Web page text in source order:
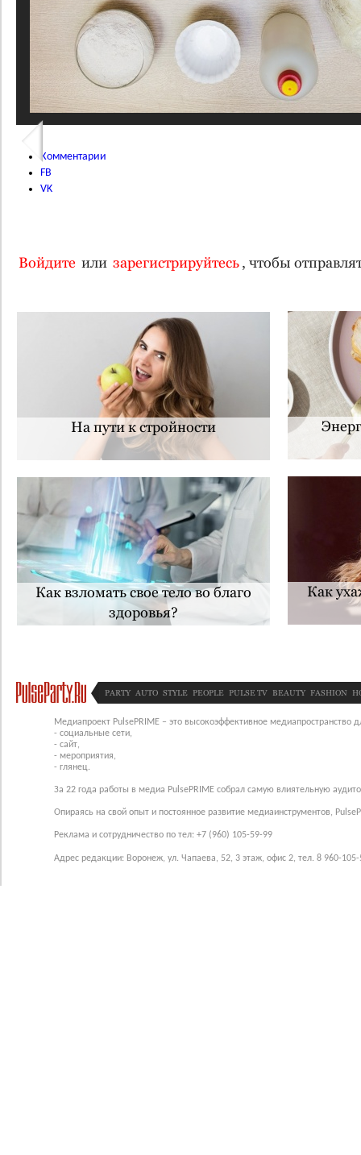
Комментарии
FB
VK
Войдите или зарегистрируйтесь, чтобы
На пути к стройности
Как взломать свое тело во благо
здоровья?
Как
PARTY AUTO STYLE PEOPLE PULSE TV BEAUTY FASHION
Медиапроект PulsePRIME – это высокоэффективное медиапространство
- социальные сети,
- сайт,
- мероприятия,
- глянец.
За 22 года работы в медиа PulsePRIME собрал самую влиятельную
Опираясь на свой опыт и постоянное развитие медиаинструментов,
Реклама и сотрудничество по тел: +7 (960) 105-59-99
Адрес редакции: Воронеж, ул. Чапаева, 52, 3 этаж, офис 2, тел. 8 960-